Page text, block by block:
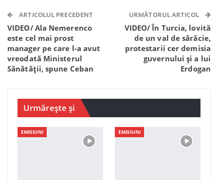
Telegram WhatsApp Viber
ARTICOLUL PRECEDENT
VIDEO/ Ala Nemerenco
este cel mai prost
manager pe care l-a avut
vreodată Ministerul
Sănătății, spune Ceban
URMĂTORUL ARTICOL
VIDEO/ În Turcia, lovită
de un val de sărăcie,
protestarii cer demisia
guvernului și a lui
Erdogan
Urmărește și
EMISIUNI EMISIUNI